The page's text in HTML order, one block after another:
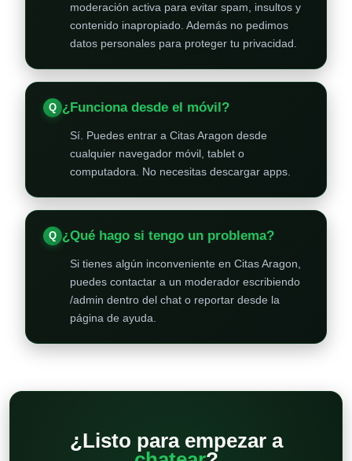
moderación activa para evitar spam, insultos y
contenido inapropiado. Además no pedimos
datos personales para proteger tu privacidad.
¿Funciona desde el móvil?
Sí. Puedes entrar a Citas Aragon desde
cualquier navegador móvil, tablet o
computadora. No necesitas descargar apps.
¿Qué hago si tengo un problema?
Si tienes algún inconveniente en Citas Aragon,
puedes contactar a un moderador escribiendo
/admin dentro del chat o reportar desde la
página de ayuda.
¿Listo para empezar a